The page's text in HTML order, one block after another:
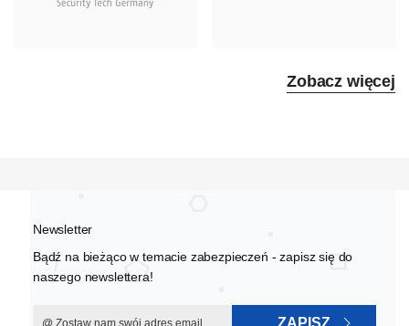
Zobacz więcej
Newsletter
Bądź na bieżąco w temacie zabezpieczeń - zapisz się do
naszego newslettera!